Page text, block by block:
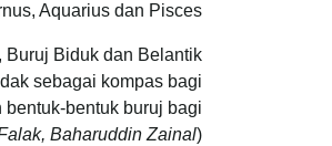
Aquarius dan Pisces.
Buruj Biduk dan Belantik
sebagai kompas bagi
bentuk buruj bagi
Baharuddin Zainal)